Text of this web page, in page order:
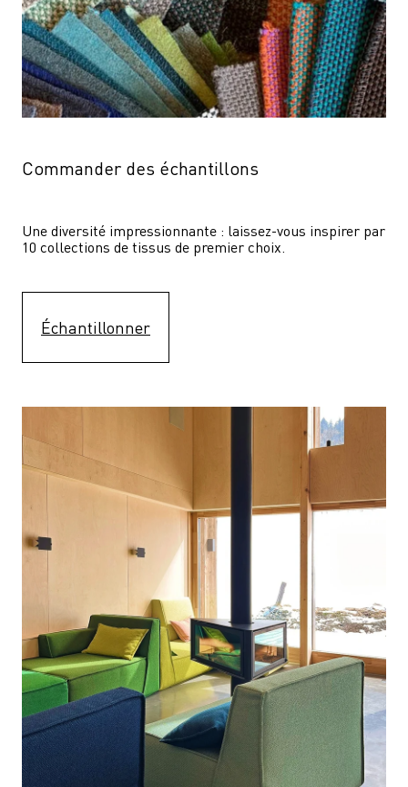
Commander des échantillons
Une diversité impressionnante : laissez-vous inspirer par
10 collections de tissus de premier choix.
Échantillonner